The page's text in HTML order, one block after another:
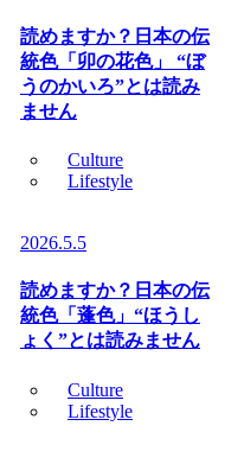
読めますか？日本の伝
統色「卯の花色」 “ぼ
うのかいろ”とは読み
ません
Culture
Lifestyle
2026.5.5
読めますか？日本の伝
統色「蓬色」“ほうし
ょく”とは読みません
Culture
Lifestyle